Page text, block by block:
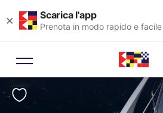
× Scarica l'app
Prenota in modo rapido e facile